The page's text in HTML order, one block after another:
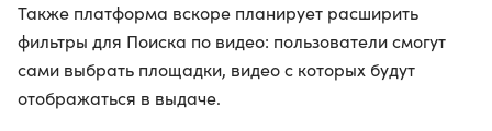
Также платформа вскоре планирует расширить
фильтры для Поиска по видео: пользователи смогут
сами выбрать площадки, видео с которых будут
отображаться в выдаче.